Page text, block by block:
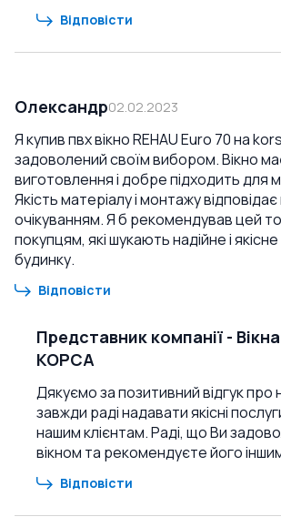
Відповісти
Олександр02.02.2023
Я купив пвх вікно REHAU Euro 70 на
задоволений своїм вибором. Вікно
виготовлення і добре підходить для
Якість матеріалу і монтажу
очікуванням. Я б рекомендував цей
покупцям, які шукають надійне і
будинку.
Відповісти
Представник компанії - Вікна
КОРСА
Дякуємо за позитивний відгук
завжди раді надавати якісні
нашим клієнтам. Раді, що Ви
вікном та рекомендуєте його
Відповісти